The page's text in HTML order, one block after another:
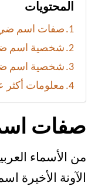
المحتويات
صفات اسم
شخصية اسم
شخصية اسم
معلومات
صفات
من الأسماء
الآونة الأخيرة